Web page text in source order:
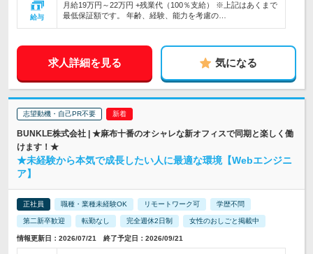
給与
月給19万円～22万円 +残業代（100％支給） ※上記はあくまで
最低保証額です。 年齢、経験、能力を考慮の…
求人詳細を見る 気になる
志望動機・自己PR不要
BUNKLE株式会社 | ★麻布十番のオシャレな新オフィスで同期と楽しく働
けます！★
★未経験から本気で成長したい人に最適な環境【Webエンジニ
ア】
正社員 職種・業種未経験OK リモートワーク可 学歴不問
第二新卒歓迎 転勤なし 完全週休2日制 女性のおしごと掲載中
情報更新日：2026/07/21 終了予定日：2026/09/21